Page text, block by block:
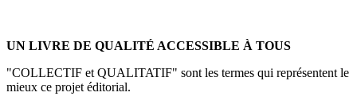
UN LIVRE DE QUALITÉ ACCESSIBLE À TOUS
"COLLECTIF et QUALITATIF" sont les termes qui représentent le
mieux ce projet éditorial.